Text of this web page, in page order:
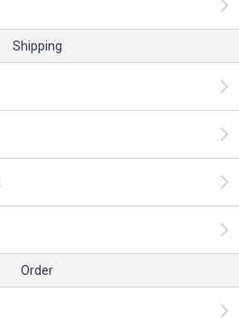
Shipping
Order